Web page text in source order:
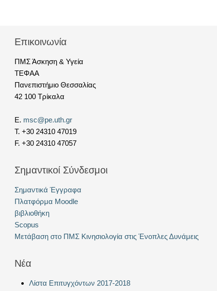
Επικοινωνία
ΠΜΣ Άσκηση & Υγεία
ΤΕΦΑΑ
Πανεπιστήμιο Θεσσαλίας
42 100 Τρίκαλα
E. msc@pe.uth.gr
T. +30 24310 47019
F. +30 24310 47057
Σημαντικοί Σύνδεσμοι
Σημαντικά Έγγραφα
Πλατφόρμα Moodle
βιβλιοθήκη
Scopus
Μετάβαση στο ΠΜΣ Κινησιολογία στις Ένοπλες Δυνάμεις
Νέα
Λίστα Επιτυγχόντων 2017-2018